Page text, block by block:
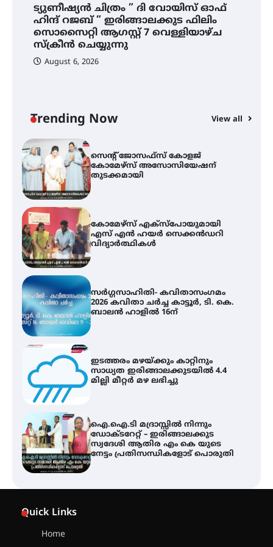
ട്യുണീഷ്യൻ ചിത്രം ” ദി വോയിസ് ഓഫ്
ഹിന്ദ് റജബ് ” ഇരിങ്ങാലക്കുട ഫിലിം
സൊസൈറ്റി ആഗസ്റ്റ് 7 വെള്ളിയാഴ്ച
സ്‌ക്രീൻ ചെയ്യുന്നു
August 6, 2026
Trending Now View all
ഐ.ഐ.ടി മദ്രാസ്സിൽ നിന്നും
ഡോക്ടറേറ്റ് – ഇരിങ്ങാലക്കുട
സ്വദേശി ആതിര എം കെ യുടെ
നേട്ടം പ്രതിസന്ധികളോട് പൊരുതി
വെള്ളിയാഴ്ച സ്‌ക്രീൻ ചെയ്യുന്നു
സെന്റ് ജോസഫ്സ് കോളജ്
കോമേഴ്‌സ് അസോസിയേഷന്
തുടക്കമായി
കോമേഴ്സ് എക്സ്പോയുമായി
എസ് എൻ ഹയർ സെക്കൻഡറി
വിദ്യാർത്ഥികൾ
സർഗ്ഗസാഹിതി- കവിതാസംഗമം
2026 കവിതാ ചർച്ച കാട്ടൂർ, ടി. കെ.
ബാലൻ ഹാളിൽ 16ന്
ഇടത്തരം മഴയ്ക്കും കാറ്റിനും
സാധ്യത ഇരിങ്ങാലക്കുടയിൽ 4.4
മില്ലി മീറ്റർ മഴ ലഭിച്ചു
ഐ.ഐ.ടി മദ്രാസ്സിൽ നിന്നും
ഡോക്ടറേറ്റ് – ഇരിങ്ങാലക്കുട
സ്വദേശി ആതിര എം കെ യുടെ
നേട്ടം പ്രതിസന്ധികളോട് പൊരുതി
Quick Links
Home